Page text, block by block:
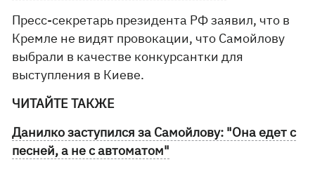
Пресс-секретарь президента РФ заявил, что в
Кремле не видят провокации, что Самойлову
выбрали в качестве конкурсантки для
выступления в Киеве.
ЧИТАЙТЕ ТАКЖЕ
Данилко заступился за Самойлову: "Она едет с
песней, а не с автоматом"